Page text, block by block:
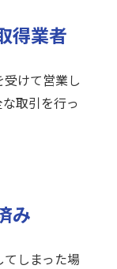
得業者
けて営業し
取引を行っ
み
しまった場